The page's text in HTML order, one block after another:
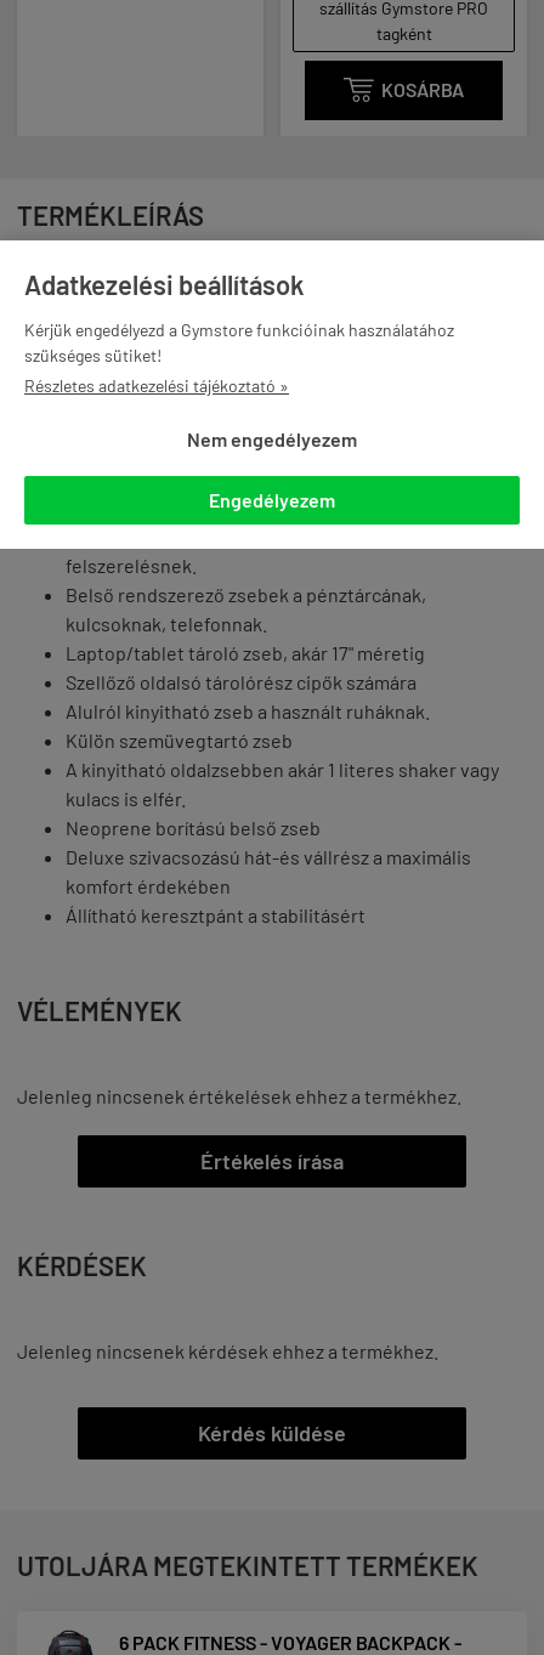
Adatkezelési beállítások
Kérjük engedélyezd a Gymstore funkcióinak használatához
szükséges sütiket!
Részletes adatkezelési tájékoztató »
Nem engedélyezem
Engedélyezem
szállítás Gymstore PRO
tagként
 KOSÁRBA
TERMÉKLEÍRÁS
Tulajdonságok:
kialakítva, külön hozzáféréssel.
5 db tökéletesen záródó ételtároló dobozzal és 1 db
táplálékkiegészítő tartóval.
felszerelésnek.
Belső rendszerező zsebek a pénztárcának,
kulcsoknak, telefonnak.
Laptop/tablet tároló zseb, akár 17" méretig
Szellőző oldalsó tárolórész cipők számára
Alulról kinyitható zseb a használt ruháknak.
Külön szemüvegtartó zseb
A kinyitható oldalzsebben akár 1 literes shaker vagy
kulacs is elfér.
Neoprene borítású belső zseb
Deluxe szivacsozású hát-és vállrész a maximális
komfort érdekében
Állítható keresztpánt a stabilitásért
VÉLEMÉNYEK
Jelenleg nincsenek értékelések ehhez a termékhez.
Értékelés írása
KÉRDÉSEK
Jelenleg nincsenek kérdések ehhez a termékhez.
Kérdés küldése
UTOLJÁRA MEGTEKINTETT TERMÉKEK
6 PACK FITNESS - VOYAGER BACKPACK -